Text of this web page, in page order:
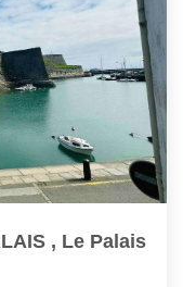
, Le Palais